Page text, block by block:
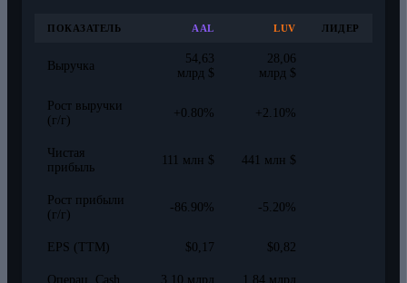
ПОКАЗАТЕЛЬ AAL LUV ЛИДЕР
Выручка
54,63
млрд $
28,06
млрд $
Рост выручки
(г/г)
+0.80% +2.10%
Чистая
прибыль
111 млн $ 441 млн $
Рост прибыли
(г/г)
-86.90% -5.20%
EPS (TTM) $0,17 $0,82
Операц. Cash
3,10 млрд
1,84 млрд